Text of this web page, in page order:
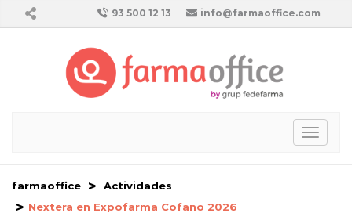
93 500 12 13 info@farmaoffice.com
farmaoffice
Actividades
Nextera en Expofarma Cofano 2026